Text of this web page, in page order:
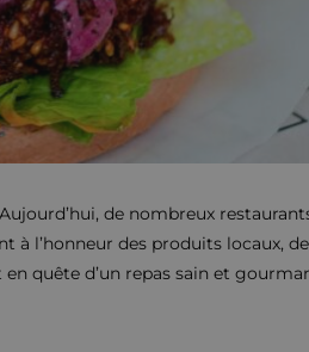
de nombreux
à l’honneur des produits locaux,
quête d’un repas sain et